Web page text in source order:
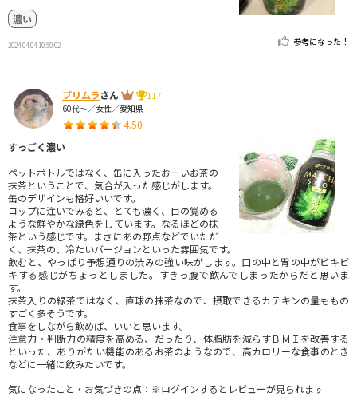
濃い
2024.04.04 10:50:02 参考になった！
プリムラさん
117
60代～／女性／愛知県
4.50
すっごく濃い
ペットボトルではなく、缶に入ったおーいお茶の
抹茶ということで、気合が入った感じがします。
缶のデザインも格好いいです。
コップに注いでみると、とても濃く、目の覚める
ような鮮やかな緑色をしています。なるほどの抹
茶という感じです。まさにあの野点などでいただ
く、抹茶の、冷たいバージョンといった雰囲気です。
飲むと、やっぱり予想通りの渋みの強い味がします。口の中と胃の中がビキビ
キする感じがちょっとしました。すきっ腹で飲んでしまったからだと思いま
す。
抹茶入りの緑茶ではなく、直球の抹茶なので、摂取できるカテキンの量ももの
すごく多そうです。
食事をしながら飲めば、いいと思います。
注意力・判断力の精度を高める、だったり、体脂肪を減らすＢＭＩを改善する
といった、ありがたい機能のあるお茶のようなので、高カロリーな食事のとき
などに一緒に飲みたいです。
気になったこと・お気づきの点：※ログインするとレビューが見られます